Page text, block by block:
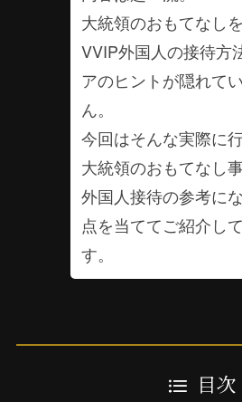
大統領のおもてなし
VVIP外国人の接待方
アのヒントが隠れて
ん。
今回はそんな実際に
大統領のおもてなし
外国人接待の参考に
点を当ててご紹介し
す。
目次